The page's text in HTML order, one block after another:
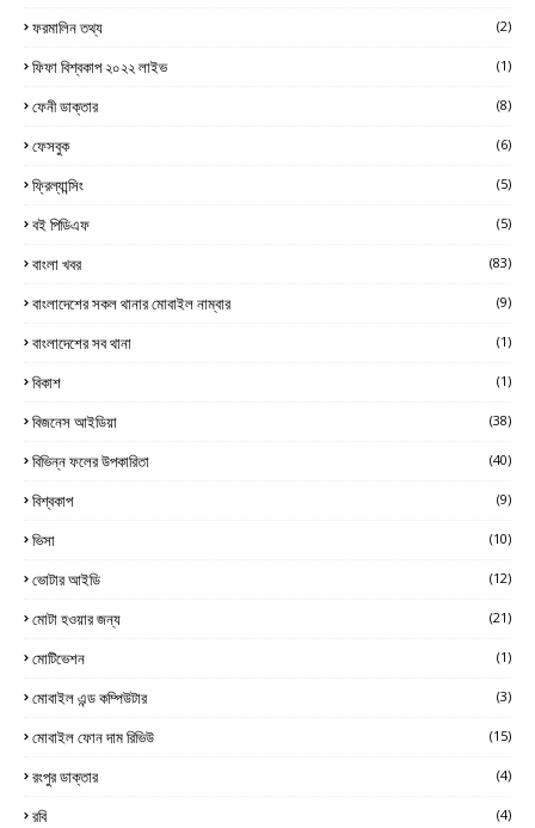
ফরমালিন তথ্য (2)
ফিফা বিশ্বকাপ ২০২২ লাইভ (1)
ফেনী ডাক্তার (8)
ফেসবুক (6)
ফ্রিল্যান্সিং (5)
বই পিডিএফ (5)
বাংলা খবর (83)
বাংলাদেশের সকল থানার মোবাইল নাম্বার (9)
বাংলাদেশের সব থানা (1)
বিকাশ (1)
বিজনেস আইডিয়া (38)
বিভিন্ন ফলের উপকারিতা (40)
বিশ্বকাপ (9)
ভিসা (10)
ভোটার আইডি (12)
মোটা হওয়ার জন্য (21)
মোটিভেশন (1)
মোবাইল এন্ড কম্পিউটার (3)
মোবাইল ফোন দাম রিভিউ (15)
রংপুর ডাক্তার (4)
রবি (4)